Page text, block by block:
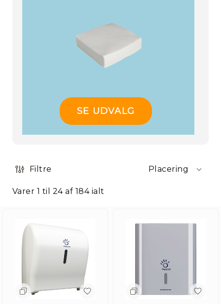
SE UDVALG
Varer 1 til 24af 184ialt
Filtre Placering